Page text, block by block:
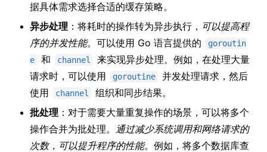
据具体需求选择合适的缓存策略。
异步处理 ：将耗时的操作转为异步执行， 可以提高程
序的并发性能。可以使用 Go 语言提供的
goroutin
e
和 channel
来实现异步处理。例如，在处理大量
请求时，可以使用
goroutine
并发处理请求，然后
使用
channel
组织和同步结果。
批处理 ：对于需要大量重复操作的场景，可以将多个
操作合并为批处理。 通过减少系统调用和网络请求的
次数，可以提升程序的性能。例如，将多个数据库查